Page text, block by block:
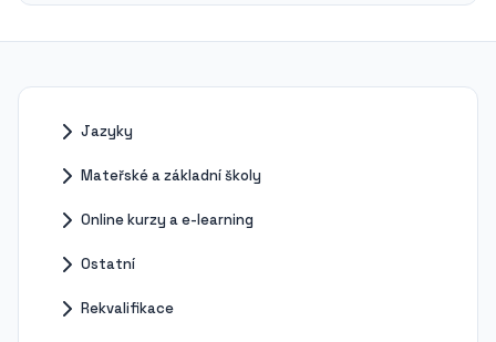
Jazyky
Mateřské a základní školy
Online kurzy a e-learning
Ostatní
Rekvalifikace